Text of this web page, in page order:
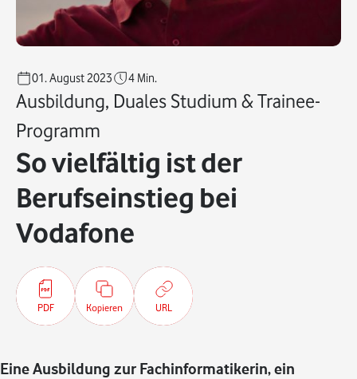
01. August 2023 4 Min.
Ausbildung, Duales Studium & Trainee-
Programm
So vielfältig ist der
Berufseinstieg bei
Vodafone
PDF Kopieren URL
Eine Ausbildung zur Fachinformatikerin, ein